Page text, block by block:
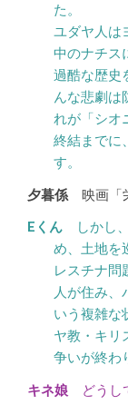
た。
ユダヤ人は
中のナチス
過酷な歴史
んな悲劇は
れが「シオ
終結までに
す。
映画「
しかし
め、土地を
レスチナ問
人が住み、
いう複雑な
ヤ教・キリ
争いが終わ
どうし